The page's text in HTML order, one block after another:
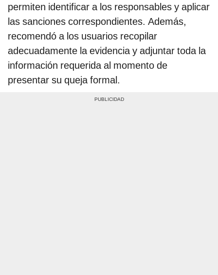
permiten identificar a los responsables y aplicar
las sanciones correspondientes. Además,
recomendó a los usuarios recopilar
adecuadamente la evidencia y adjuntar toda la
información requerida al momento de
presentar su queja formal.